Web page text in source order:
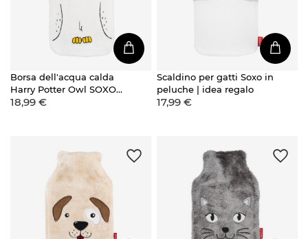
Borsa dell'acqua calda
Harry Potter Owl SOXO
Prodotto originale della
18,99 €
Scaldino per gatti Soxo in
peluche | idea regalo
17,99 €